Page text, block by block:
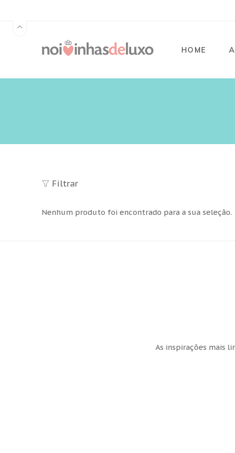
HOME
Filtrar
Nenhum produto foi encontrado para a sua seleção.
As inspirações mais